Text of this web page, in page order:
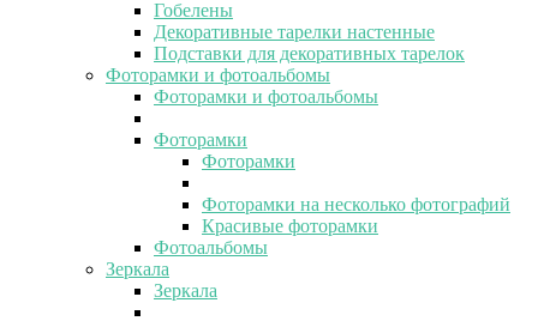
Гобелены
Декоративные тарелки настенные
Подставки для декоративных тарелок
Фоторамки и фотоальбомы
Фоторамки и фотоальбомы
Фоторамки
Фоторамки
Фоторамки на несколько фотографий
Красивые фоторамки
Фотоальбомы
Зеркала
Зеркала